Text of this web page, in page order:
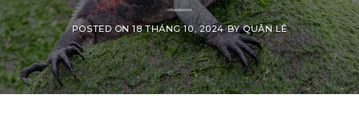
POSTED ON18 THÁNG 10, 2024 BYQUÂN LÊ